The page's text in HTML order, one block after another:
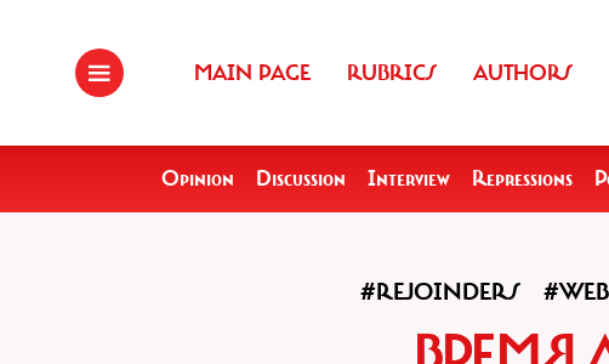
MAIN PAGE RUBRICS AUTHORS
Opinion Discussion Interview Repressions
#REJOINDERS